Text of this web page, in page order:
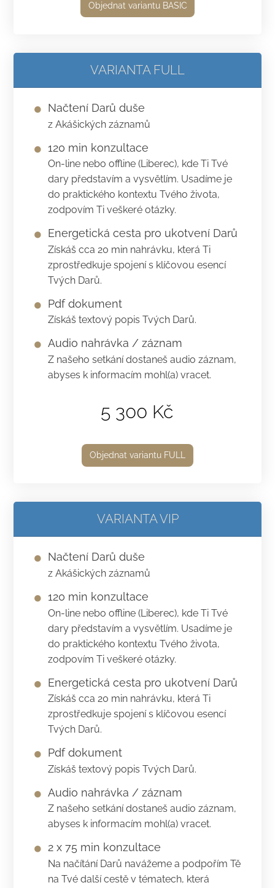
Objednat variantu BASIC
VARIANTA FULL
Načtení Darů duše
z Akášických záznamů
120 min konzultace
On-line nebo offline (Liberec), kde Ti Tvé
dary představím a vysvětlím. Usadíme je
do praktického kontextu Tvého života,
zodpovím Ti veškeré otázky.
Energetická cesta pro ukotvení Darů
Získáš cca 20 min nahrávku, která Ti
zprostředkuje spojení s klíčovou esencí
Tvých Darů.
Pdf dokument
Získáš textový popis Tvých Darů.
Audio nahrávka / záznam
Z našeho setkání dostaneš audio záznam,
abyses k informacím mohl(a) vracet.
5 300 Kč
Objednat variantu FULL
VARIANTA VIP
Načtení Darů duše
z Akášických záznamů
120 min konzultace
On-line nebo offline (Liberec), kde Ti Tvé
dary představím a vysvětlím. Usadíme je
do praktického kontextu Tvého života,
zodpovím Ti veškeré otázky.
Energetická cesta pro ukotvení Darů
Získáš cca 20 min nahrávku, která Ti
zprostředkuje spojení s klíčovou esencí
Tvých Darů.
Pdf dokument
Získáš textový popis Tvých Darů.
Audio nahrávka / záznam
Z našeho setkání dostaneš audio záznam,
abyses k informacím mohl(a) vracet.
2 x 75 min konzultace
Na načítání Darů navážeme a podpořím Tě
na Tvé další cestě v tématech, která